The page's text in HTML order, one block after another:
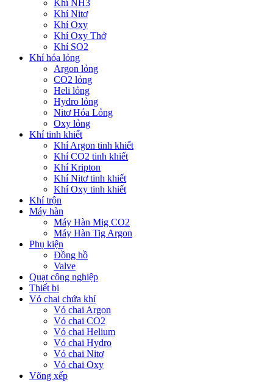
Khí NH3
Khí Nitơ
Khí Oxy
Khí Oxy Thở
Khí SO2
Khí hóa lỏng
Argon lỏng
CO2 lỏng
Heli lỏng
Hydro lỏng
Nitơ Hóa Lỏng
Oxy lỏng
Khí tinh khiết
Khí Argon tinh khiết
Khí CO2 tinh khiết
Khí Kripton
Khí Nitơ tinh khiết
Khí Oxy tinh khiết
Khí trộn
Máy hàn
Máy Hàn Mig CO2
Máy Hàn Tig Argon
Phụ kiện
Đồng hồ
Valve
Quạt công nghiệp
Thiết bị
Vỏ chai chứa khí
Vỏ chai Argon
Vỏ chai CO2
Vỏ chai Helium
Vỏ chai Hydro
Vỏ chai Nitơ
Vỏ chai Oxy
Võng xếp